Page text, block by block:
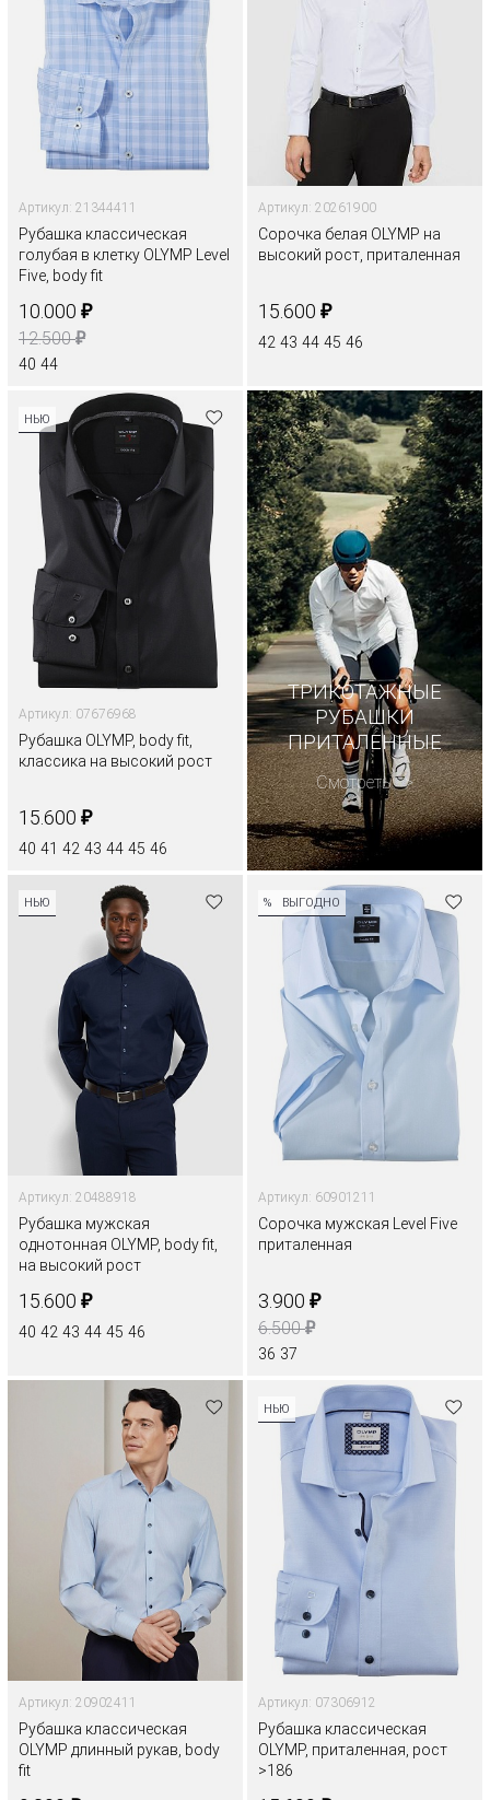
Артикул: 21344411
Рубашка классическая
голубая в клетку OLYMP Level
Five, body fit
10.000 ₽
12.500₽
40 44
Артикул: 20261900
Сорочка белая OLYMP на
высокий рост, приталенная
15.600 ₽
42 43 44 45 46
НЬЮ
Артикул: 07676968
Рубашка OLYMP, body fit,
классика на высокий рост
15.600 ₽
40 41 42 43 44 45 46
ТРИКОТАЖНЫЕ
РУБАШКИ
ПРИТАЛЕННЫЕ
Смотреть
НЬЮ
Артикул: 20488918
Рубашка мужская
однотонная OLYMP, body fit,
на высокий рост
15.600 ₽
40 42 43 44 45 46
% ВЫГОДНО
Артикул: 60901211
Сорочка мужская Level Five
приталенная
3.900 ₽
6.500₽
36 37
Артикул: 20902411
Рубашка классическая
OLYMP длинный рукав, body
fit
НЬЮ
Артикул: 07306912
Рубашка классическая
OLYMP, приталенная, рост
>186